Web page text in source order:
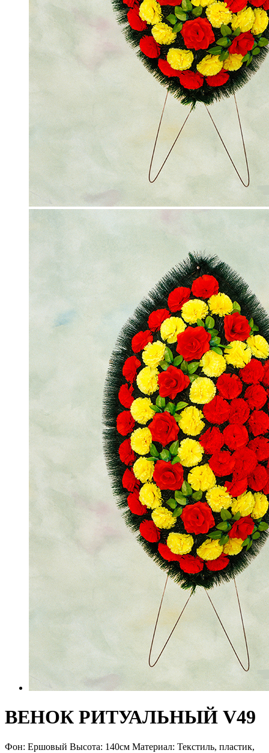
ВЕНОК РИТУАЛЬНЫЙ V49
Фон: Ершовый Высота: 140см Материал: Текстиль, пластик,